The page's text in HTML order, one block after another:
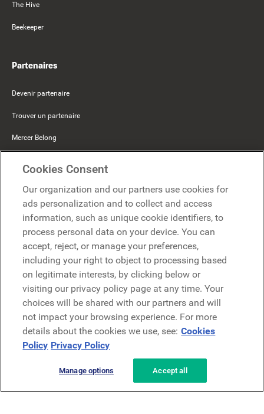
The Hive
Beekeeper
Partenaires
Devenir partenaire
Trouver un partenaire
Mercer Belong
Demander une démo
Demander une démo
Contact
Contact
Politique de confidentialité
Cookies Consent
Our organization and our partners use cookies for
ads personalization and to collect and access
information, such as unique cookie identifiers, to
process personal data on your device. You can
accept, reject, or manage your preferences,
including your right to object to processing based
on legitimate interests, by clicking below or
visiting our privacy policy page at any time. Your
choices will be shared with our partners and will
not impact your browsing experience. For more
details about the cookies we use, see: Cookies
Policy Privacy Policy
Manage options Accept all